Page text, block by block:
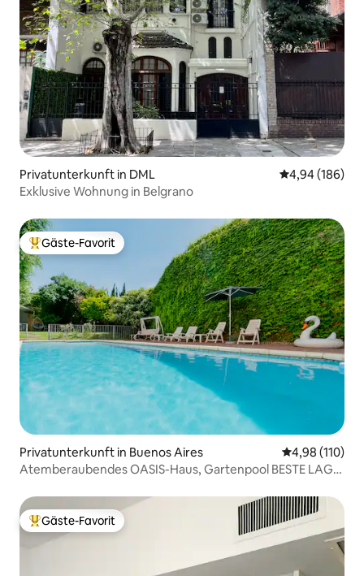
Privatunterkunft in DML
4,94 (186)
Exklusive Wohnung in Belgrano
Beliebter Gäste-Favorit.
Gäste-Favorit
Privatunterkunft in Buenos Aires
4,98 (110)
Atemberaubendes OASIS-Haus, Gartenpool BESTE LAGE
Beliebter Gäste-Favorit.
Gäste-Favorit